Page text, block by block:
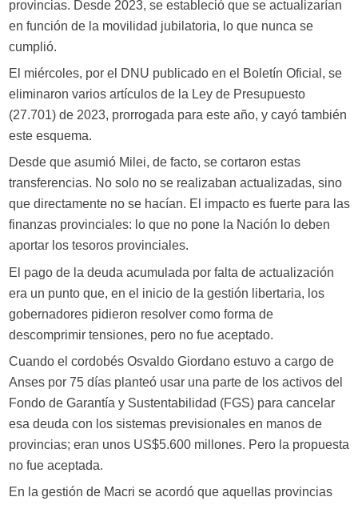
provincias. Desde 2023, se estableció que se actualizarían
en función de la movilidad jubilatoria, lo que nunca se
cumplió.
El miércoles, por el DNU publicado en el Boletín Oficial, se
eliminaron varios artículos de la Ley de Presupuesto
(27.701) de 2023, prorrogada para este año, y cayó también
este esquema.
Desde que asumió Milei, de facto, se cortaron estas
transferencias. No solo no se realizaban actualizadas, sino
que directamente no se hacían. El impacto es fuerte para las
finanzas provinciales: lo que no pone la Nación lo deben
aportar los tesoros provinciales.
El pago de la deuda acumulada por falta de actualización
era un punto que, en el inicio de la gestión libertaria, los
gobernadores pidieron resolver como forma de
descomprimir tensiones, pero no fue aceptado.
Cuando el cordobés Osvaldo Giordano estuvo a cargo de
Anses por 75 días planteó usar una parte de los activos del
Fondo de Garantía y Sustentabilidad (FGS) para cancelar
esa deuda con los sistemas previsionales en manos de
provincias; eran unos US$5.600 millones. Pero la propuesta
no fue aceptada.
En la gestión de Macri se acordó que aquellas provincias